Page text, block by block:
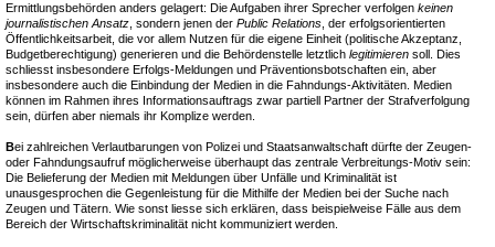
Ermittlungsbehörden anders gelagert: Die Aufgaben ihrer Sprecher verfolgen keinen
journalistischen Ansatz , sondern jenen der Public Relations , der erfolgsorientierten
Öffentlichkeitsarbeit, die vor allem Nutzen für die eigene Einheit (politische Akzeptanz,
Budgetberechtigung) generieren und die Behördenstelle letztlich legitimieren soll. Dies
schliesst insbesondere Erfolgs-Meldungen und Präventionsbotschaften ein, aber
insbesondere auch die Einbindung der Medien in die Fahndungs-Aktivitäten. Medien
können im Rahmen ihres Informationsauftrags zwar partiell Partner der Strafverfolgung
sein, dürfen aber niemals ihr Komplize werden.
Bei zahlreichen Verlautbarungen von Polizei und Staatsanwaltschaft dürfte der Zeugen-
oder Fahndungsaufruf möglicherweise überhaupt das zentrale Verbreitungs-Motiv sein:
Die Belieferung der Medien mit Meldungen über Unfälle und Kriminalität ist
unausgesprochen die Gegenleistung für die Mithilfe der Medien bei der Suche nach
Zeugen und Tätern. Wie sonst liesse sich erklären, dass beispielweise Fälle aus dem
Bereich der Wirtschaftskriminalität nicht kommuniziert werden.